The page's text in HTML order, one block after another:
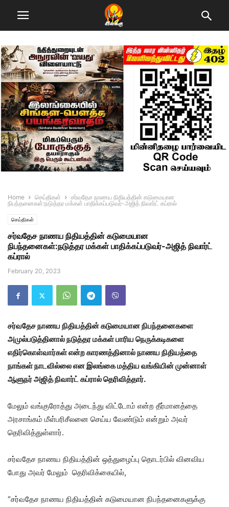
Home செய்திகள்
சர்வதேச நாணய நிதியத்தின் கடுமையான
நிபந்தனைகள்:நடுத்தர மக்கள் பாதிக்கப்படுவர்-அஜித் நிவார்ட் கப்ரால்
செய்திகள்
சர்வதேச நாணய நிதியத்தின் கடுமையான
நிபந்தனைகள்:நடுத்தர மக்கள் பாதிக்கப்படுவர்-அஜித் நிவார்ட்
கப்ரால்
February 20, 2023
சர்வதேச நாணய நிதியத்தின் கடுமையான நிபந்தனைகளை
அமுல்படுத்தினால் நடுத்தர மக்கள் பாரிய நெருக்கடிகளை
எதிர்கொள்வார்கள் என்ற காரணத்தினால் நாணய நிதியத்தை
நாங்கள் நாடவில்லை என இலங்கை மத்திய வங்கியின் முன்னாள்
ஆளுநர் அஜித் நிவார்ட் கப்ரால் தெரிவித்தார்.
மேலும் வங்குரோத்து அடைந்து விட்டோம் என்ற தீர்மானத்தை
அரசாங்கம் மீள்பரிசீலனை செய்ய வேண்டும் என்றும் அவர்
தெரிவித்துள்ளார்.
சர்வதேச நாணய நிதியத்தின் ஒத்துழைப்பு தொடர்பில் வினவிய
போது அவர் மேலும் தெரிவிக்கையில்,
“சர்வதேச நாணய நிதியத்தின் கடுமையான நிபந்தனைகளுக்கு